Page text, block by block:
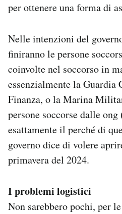
per ottenere una forma di
Nelle intenzioni del
finiranno le persone
coinvolte nel soccorso in
essenzialmente la Guardia
Finanza, o la Marina
persone soccorse dalle
esattamente il perché di
governo dice di volere
primavera del 2024.
I problemi logistici
Non sarebbero pochi, per